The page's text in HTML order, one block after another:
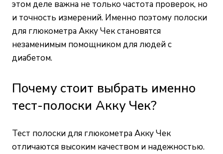
этом деле важна не только частота проверок, но
и точность измерений. Именно поэтому полоски
для глюкометра Акку Чек становятся
незаменимым помощником для людей с
диабетом.
Почему стоит выбрать именно
тест-полоски Акку Чек?
Тест полоски для глюкометра Акку Чек
отличаются высоким качеством и надежностью.